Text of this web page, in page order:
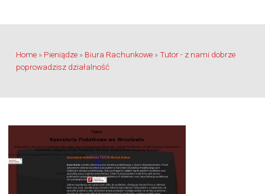
Home » Pieniądze » Biura Rachunkowe »Tutor - z nami dobrze
poprowadzisz działalność